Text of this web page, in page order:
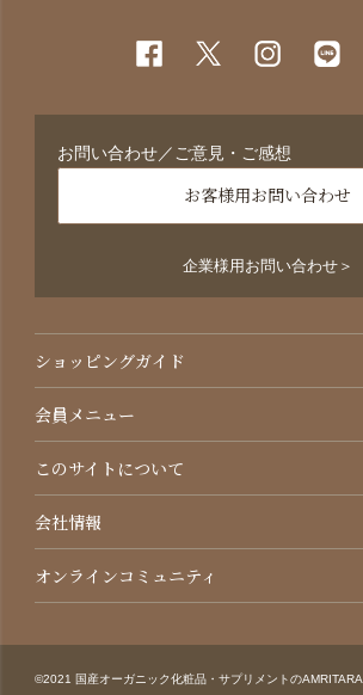
お問い合わせ／ご意見・ご感想
お客様用お問い合わせ
企業様用お問い合わせ＞
ショッピングガイド
会員メニュー
このサイトについて
会社情報
オンラインコミュニティ
©2021 国産オーガニック化粧品・サプリメントのAMRITARA